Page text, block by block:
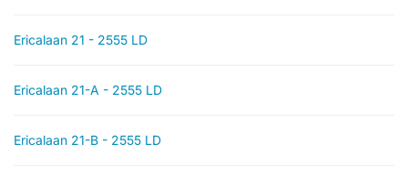
Ericalaan 21 - 2555 LD
Ericalaan 21-A - 2555 LD
Ericalaan 21-B - 2555 LD